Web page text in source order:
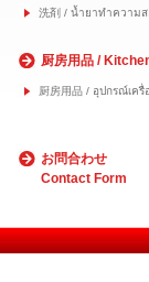
洗剤 / น้ำยาทำความ
厨房用品 /
厨房用品 / อุปกรณ์เครื่
お問合わせ
Contact Form